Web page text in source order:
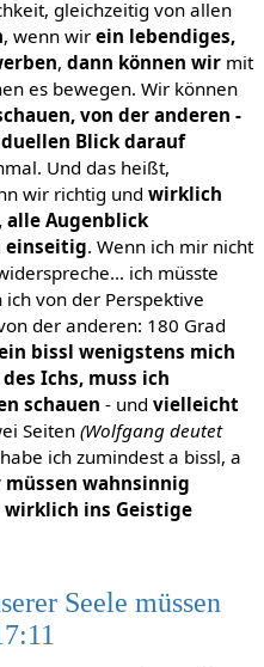
gleichzeitig von allen
, wenn wir ein lebendiges,
, dann können wirmit
es bewegen. Wir können
von der anderen -
Blick darauf
Und das heißt,
wir richtig und wirklich
alle Augenblick
einseitig. Wenn ich mir nicht
ich müsste
von der Perspektive
der anderen: 180 Grad
bissl wenigstens mich
Ichs, muss ich
schauen - und vielleicht
Seiten (Wolfgang deutet
ich zumindest a bissl, a
wahnsinnig
ins Geistige
Seele müssen